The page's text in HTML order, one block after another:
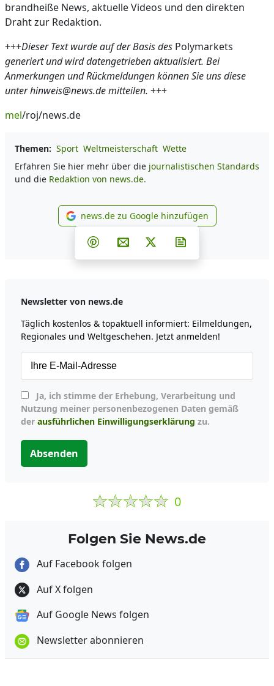
brandheiße News, aktuelle Videos und den direkten
Draht zur Redaktion.
+++Dieser Text wurde auf der Basis des Polymarkets
generiert und wird datengetrieben aktualisiert. Bei
Anmerkungen und Rückmeldungen können Sie uns diese
unter hinweis@news.de mitteilen. +++
mel/roj/news.de
Themen: Sport Weltmeisterschaft Wette
Erfahren Sie hier mehr über die journalistischen Standards
und die Redaktion von news.de.
news.de zu Google
news.de zu Google hinzufügen
Teilen auf Facebook
Teilen auf Whatsapp
Teilen auf Telegram
Teilen auf Pinterest
Per E-Mail teilen
Post auf X
Newsletter von news.de
Täglich kostenlos & topaktuell informiert: Eilmeldungen,
Regionales und Weltgeschehen. Jetzt anmelden!
Nutzung meiner personenbezogenen Daten gemäß
der ausführlichen Einwilligungserklärung zu.
Absenden
0
Folgen Sie News.de
Auf Facebook folgen
Auf X folgen
Auf Google News folgen
Newsletter abonnieren